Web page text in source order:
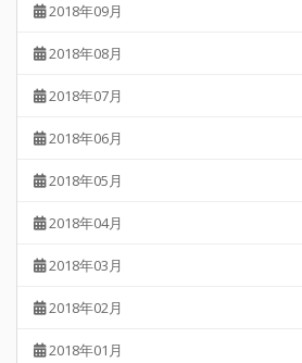
2018年09月
2018年08月
2018年07月
2018年06月
2018年05月
2018年04月
2018年03月
2018年02月
2018年01月